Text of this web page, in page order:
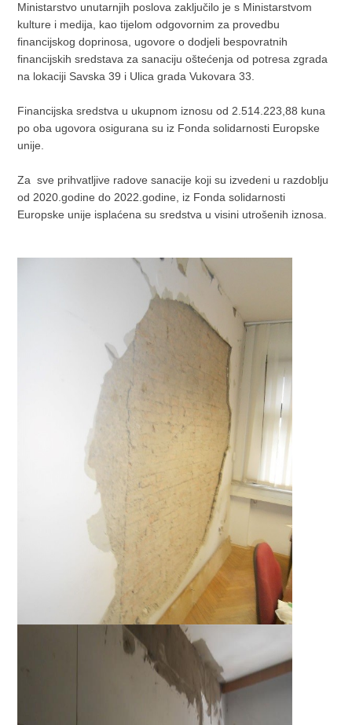
Ministarstvo unutarnjih poslova zaključilo je s Ministarstvom
kulture i medija, kao tijelom odgovornim za provedbu
financijskog doprinosa, ugovore o dodjeli bespovratnih
financijskih sredstava za sanaciju oštećenja od potresa zgrada
na lokaciji Savska 39 i Ulica grada Vukovara 33.
Financijska sredstva u ukupnom iznosu od 2.514.223,88 kuna
po oba ugovora osigurana su iz Fonda solidarnosti Europske
unije.
Za sve prihvatljive radove sanacije koji su izvedeni u razdoblju
od 2020.godine do 2022.godine, iz Fonda solidarnosti
Europske unije isplaćena su sredstva u visini utrošenih iznosa.